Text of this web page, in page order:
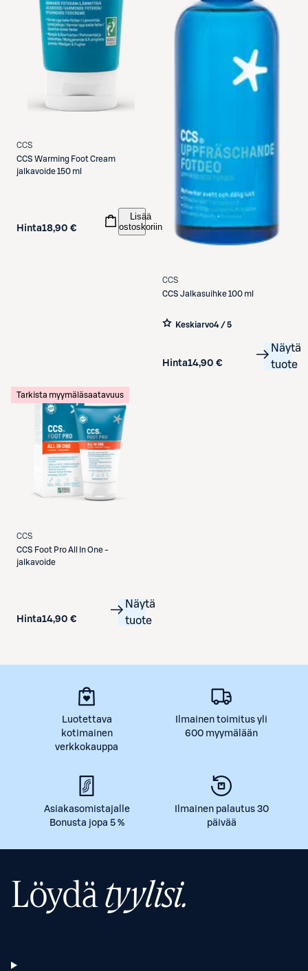
CCS
CCS Warming Foot Cream
jalkavoide 150 ml
Hinta18,90 €
Lisää
ostoskoriin
CCS
CCS Jalkasuihke 100 ml
Keskiarvo4 / 5
Hinta14,90 €
Näytä
tuote
Tarkista myymäläsaatavuus
CCS
CCS Foot Pro All In One -
jalkavoide
Hinta14,90 €
Näytä
tuote
Luotettava
kotimainen
verkkokauppa
Ilmainen toimitus yli
600 myymälään
Asiakasomistajalle
Bonusta jopa 5 %
Ilmainen palautus 30
päivää
Löydätyylisi.